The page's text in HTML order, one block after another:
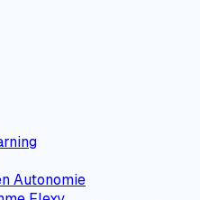
Autonomie